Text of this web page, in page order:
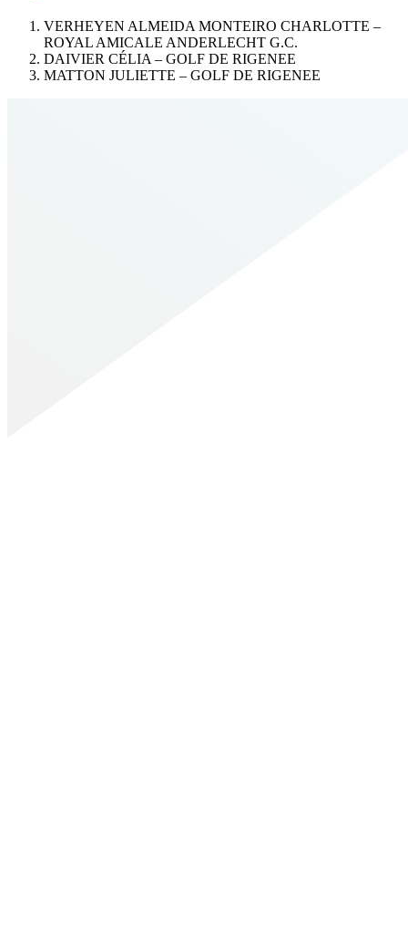
VERHEYEN ALMEIDA MONTEIRO CHARLOTTE –
ROYAL AMICALE ANDERLECHT G.C.
DAIVIER CÉLIA – GOLF DE RIGENEE
MATTON JULIETTE – GOLF DE RIGENEE